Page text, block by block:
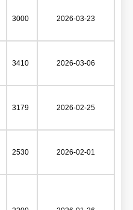
3000 2026-03-23
3410 2026-03-06
3179 2026-02-25
2530 2026-02-01